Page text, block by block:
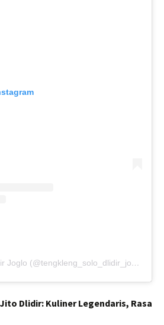
A post shared by Dlidir Joglo (@tengkleng_solo_dlidir_joglo)
Dlidir: Kuliner Legendaris, Rasa